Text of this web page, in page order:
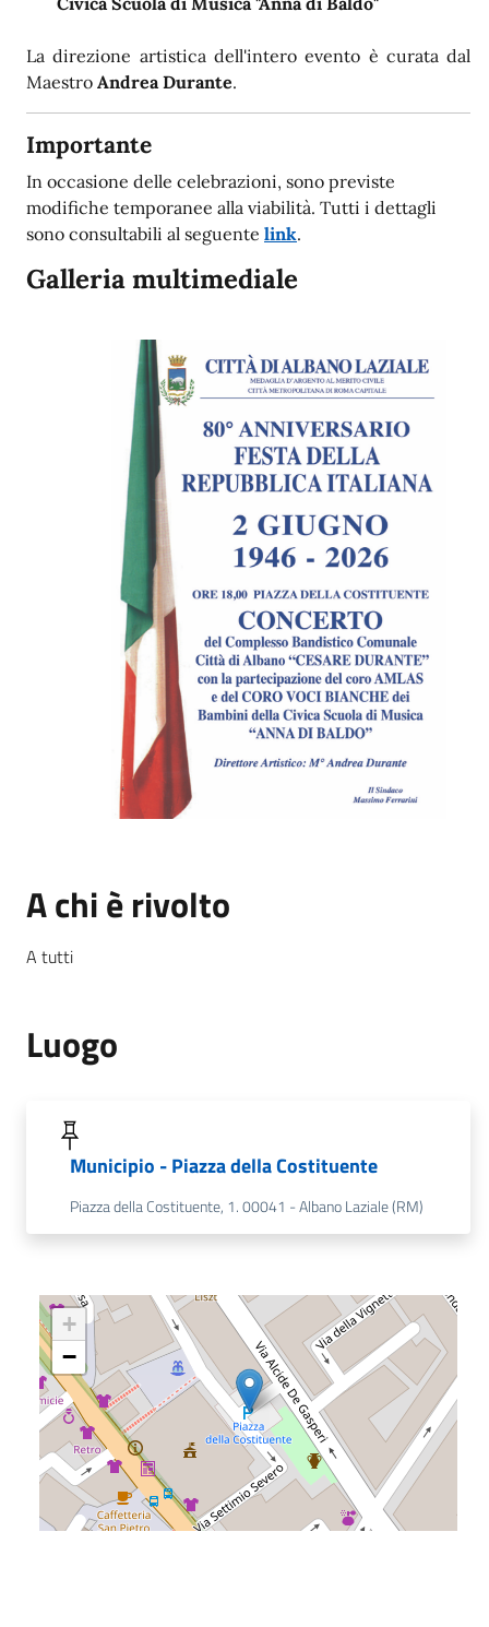
La direzione artistica dell'intero evento è curata dal
Maestro Andrea Durante.
Importante
In occasione delle celebrazioni, sono previste
modifiche temporanee alla viabilità. Tutti i dettagli
sono consultabili al seguente link.
Galleria multimediale
A chi è rivolto
A tutti
Luogo
Municipio - Piazza della Costituente
Piazza della Costituente, 1. 00041 - Albano Laziale (RM)
+
−